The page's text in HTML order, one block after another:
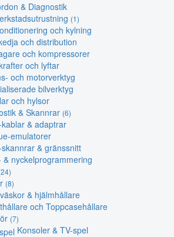
& Diagnostik
(1)
och kylning
och distribution
och kompressorer
och lyftar
och motorverktyg
bilverktyg
och hylsor
& Skannrar (6)
& adaptrar
emulatorer
& gränssnitt
& nyckelprogrammering
(8)
& hjälmhållare
och Toppcasehållare
(7)
Konsoler & TV-spel